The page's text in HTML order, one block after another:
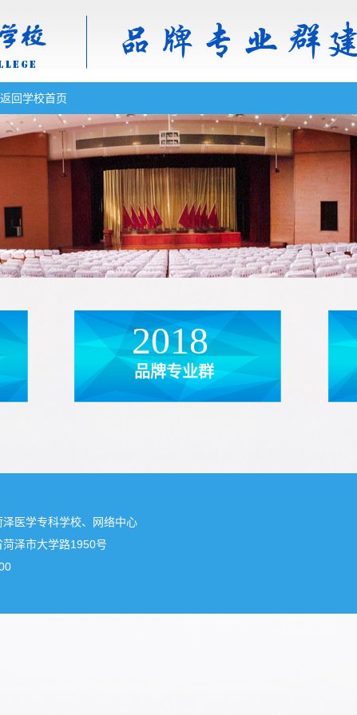
返回学校首页
2018
品牌专业群
泽医学专科学校、网络中心
泽市大学路1950号